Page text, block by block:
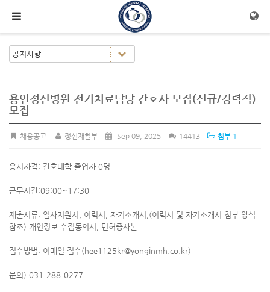
용인정신병원 전기치료담당 간호사 모집(신규/경력직)
모집
채용공고 정신재활부 Sep 09, 2025 14413 첨부 1
응시자격: 간호대학 졸업자 0명
근무시간:09:00~17:30
제출서류: 입사지원서, 이력서, 자기소개서,(이력서 및 자기소개서 첨부 양식
참조) 개인정보 수집동의서, 면허증사본
접수방법: 이메일 접수(hee1125kr@yonginmh.co.kr)
문의) 031-288-0277